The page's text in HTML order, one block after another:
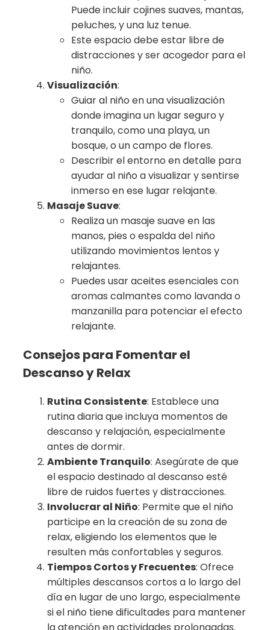
Puede incluir cojines suaves, mantas,
peluches, y una luz tenue.
Este espacio debe estar libre de
distracciones y ser acogedor para el
niño.
Visualización:
Guiar al niño en una visualización
donde imagina un lugar seguro y
tranquilo, como una playa, un
bosque, o un campo de flores.
Describir el entorno en detalle para
ayudar al niño a visualizar y sentirse
inmerso en ese lugar relajante.
Masaje Suave:
Realiza un masaje suave en las
manos, pies o espalda del niño
utilizando movimientos lentos y
relajantes.
Puedes usar aceites esenciales con
aromas calmantes como lavanda o
manzanilla para potenciar el efecto
relajante.
Consejos para Fomentar el
Descanso y Relax
Rutina Consistente: Establece una
rutina diaria que incluya momentos de
descanso y relajación, especialmente
antes de dormir.
Ambiente Tranquilo: Asegúrate de que
el espacio destinado al descanso esté
libre de ruidos fuertes y distracciones.
Involucrar al Niño: Permite que el niño
participe en la creación de su zona de
relax, eligiendo los elementos que le
resulten más confortables y seguros.
Tiempos Cortos y Frecuentes: Ofrece
múltiples descansos cortos a lo largo del
día en lugar de uno largo, especialmente
si el niño tiene dificultades para mantener